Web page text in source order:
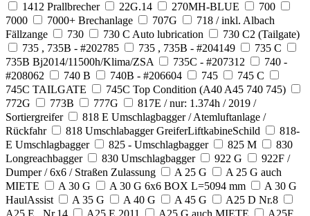
1412 Prallbrecher
22G.14 270MH-BLUE
700
7000
7000+ Brechanlage 707G
718 / inkl. Albach
Fällzange
730 730 C Auto lubrication
730 C2 (Tailgate)
735 , 735B - #202785
735 , 735B - #204149
735 C
735B Bj2014/11500h/Klima/ZSA
735C - #207312
740 -
#208062
740 B 740B - #206604 745
745 C
745C TAILGATE
745C Top Condition (A40 A45 740 745)
772G
773B 777G
817E / nur: 1.374h / 2019 /
Sortiergreifer
818 E Umschlagbagger / Atemluftanlage /
Rückfahr
818 Umschlabagger GreiferLiftkabineSchild
818-
E Umschlagbagger
825 - Umschlagbagger 825 M
830
Longreachbagger
830 Umschlagbagger 922 G
922F /
Dumper / 6x6 / Straßen Zulassung
A 25 G
A 25 G auch
MIETE
A 30 G A 30 G 6x6 BOX L=5094 mm
A 30 G
HaulAssist
A 35 G A 40 G A 45 G
A25 D Nr.8
A25 E , Nr.14
A25 E 2011 A25 G auch MIETE A25F